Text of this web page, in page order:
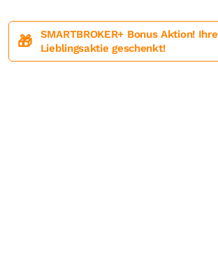
🎁
SMARTBROKER+ Bonus Aktion! Ihre
Lieblingsaktie geschenkt!